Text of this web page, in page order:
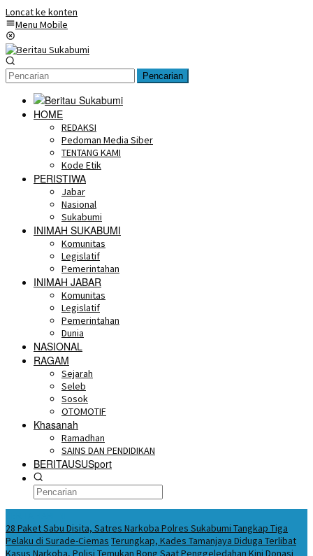
Loncat ke konten
Menu Mobile
Pencarian
HOME
REDAKSI
Pedoman Media Siber
TENTANG KAMI
Kode Etik
PERISTIWA
Jabar
Nasional
Sukabumi
INIMAH SUKABUMI
Komunitas
Legislatif
Pemerintahan
INIMAH JABAR
Komunitas
Legislatif
Pemerintahan
Dunia
NASIONAL
RAGAM
Sejarah
Seleb
Sosok
OTOMOTIF
Khasanah
Ramadhan
SAINS DAN PENDIDIKAN
BERITAUSUSport
28 Paket Sabu Disita, Satres Narkoba Polres Sukabumi Tangkap Tiga
Pelaku di Surade-Ciemas Terungkap, Kades Tamanjaya Diduga Terlibat
Kasus Narkoba, Polisi Temukan Bong Saat Penggeledahan Kini Donasi